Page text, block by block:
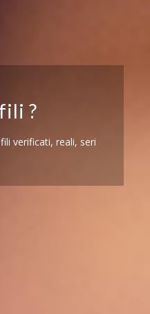
?
verificati, reali, seri